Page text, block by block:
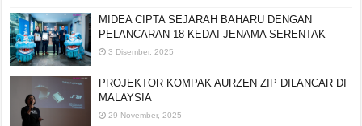
MIDEA CIPTA SEJARAH BAHARU DENGAN
PELANCARAN 18 KEDAI JENAMA SERENTAK
3 Disember, 2025
PROJEKTOR KOMPAK AURZEN ZIP DILANCAR DI
MALAYSIA
29 November, 2025